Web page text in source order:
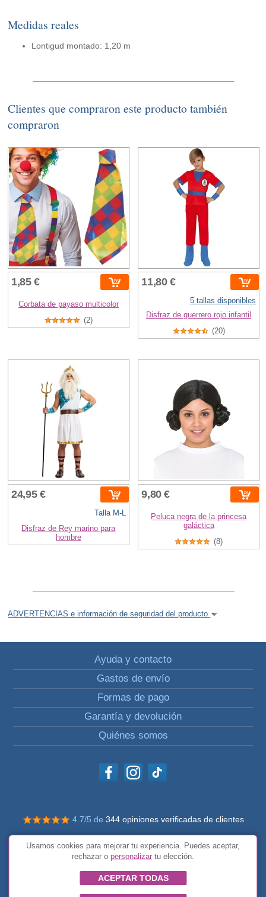
Medidas reales
Lontigud montado: 1,20 m
Clientes que compraron este producto también
compraron
1,85 €
Corbata de payaso multicolor
(2)
11,80 €
5 tallas disponibles
Disfraz de guerrero rojo infantil
(20)
24,95 €
Talla M-L
Disfraz de Rey marino para
hombre
9,80 €
Peluca negra de la princesa
galáctica
(8)
ADVERTENCIAS e información de seguridad del producto
Ayuda y contacto
Gastos de envío
Formas de pago
Garantía y devolución
Quiénes somos
4.7/5 de 344 opiniones verificadas de clientes
© Todos los derechos reservados Impulsivos
Condiciones generales
Usamos cookies para mejorar tu experiencia. Puedes aceptar,
rechazar o personalizar tu elección.
ACEPTAR TODAS